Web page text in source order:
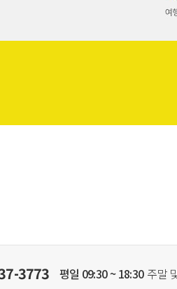
3773 평일 09:30 ~ 18:30 주말